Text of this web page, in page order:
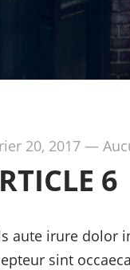
20, 2017—
6
aute irure dolor
sint